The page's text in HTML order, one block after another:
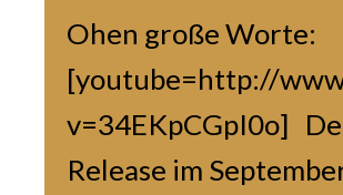
Ohen große Worte:
[youtube=http://
v=34EKpCGpI0o]
Release im